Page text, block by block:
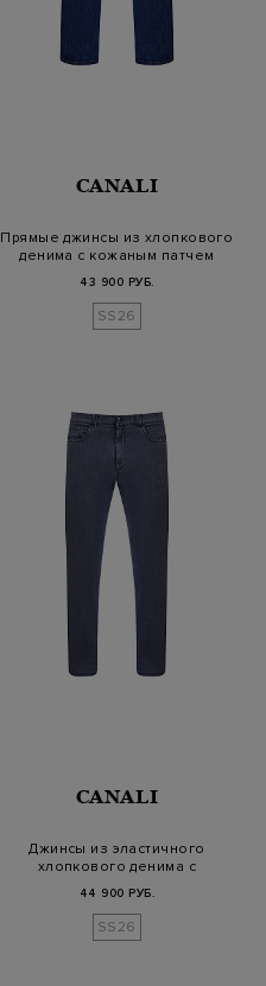
CANALI
Прямые джинсы из хлопкового
денима с кожаным патчем
43 900 РУБ.
SS26
CANALI
Джинсы из эластичного
хлопкового денима с
44 900 РУБ.
SS26